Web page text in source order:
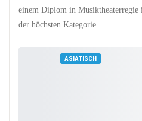
einem Diplom in Musiktheaterregie
der höchsten Kategorie
ASIATISCH